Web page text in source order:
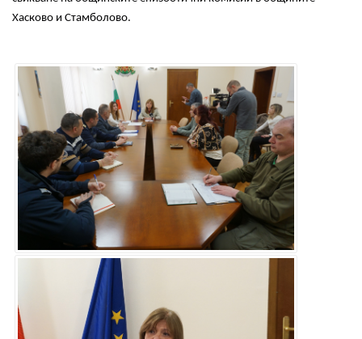
Хасково и Стамболово.